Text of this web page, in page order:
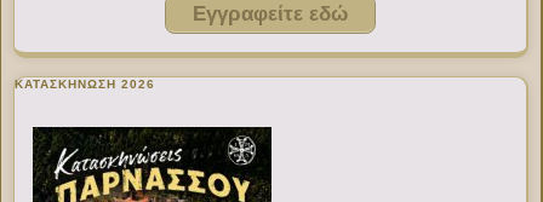
Εγγραφείτε εδώ
ΚΑΤΑΣΚΗΝΩΣΗ 2026